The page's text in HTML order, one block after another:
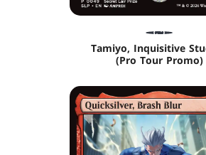
Tamiyo, Inquisitive
(Pro Tour Promo)